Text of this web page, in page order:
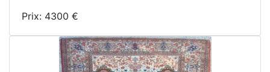
Prix: 4300 €